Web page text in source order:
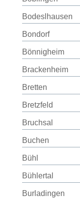
Bodeslhausen
Bondorf
Bönnigheim
Brackenheim
Bretten
Bretzfeld
Bruchsal
Buchen
Bühl
Bühlertal
Burladingen